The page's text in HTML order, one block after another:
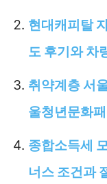
현대캐피탈
도 후기와 차
취약계층 서
울청년문화
종합소득세
너스 조건과